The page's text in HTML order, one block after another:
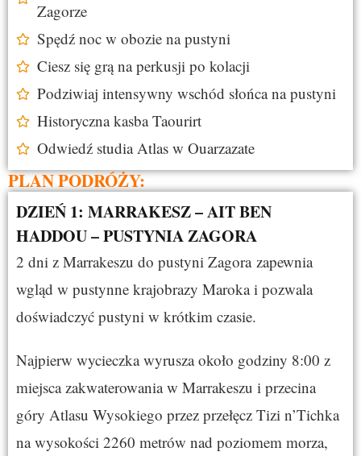
Zagorze
Spędź noc w obozie na pustyni
Ciesz się grą na perkusji po kolacji
Podziwiaj intensywny wschód słońca na pustyni
Historyczna kasba Taourirt
Odwiedź studia Atlas w Ouarzazate
PLAN PODRÓŻY:
DZIEŃ 1: MARRAKESZ – AIT BEN
HADDOU – PUSTYNIA ZAGORA
2 dni z Marrakeszu do pustyni Zagora zapewnia
wgląd w pustynne krajobrazy Maroka i pozwala
doświadczyć pustyni w krótkim czasie.
Najpierw wycieczka wyrusza około godziny 8:00 z
miejsca zakwaterowania w Marrakeszu i przecina
góry Atlasu Wysokiego przez przełęcz Tizi n’Tichka
na wysokości 2260 metrów nad poziomem morza,